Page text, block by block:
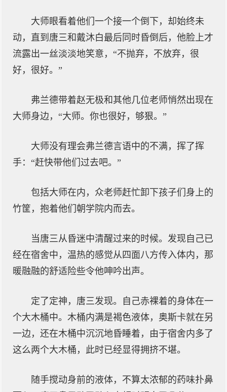
大师眼看着他们一个接一个倒下，却始终未
动，直到唐三和戴沐白最后同时昏倒后，他脸上才
流露出一丝淡淡地笑意，“不抛弃，不放弃，很
好，很好。”
弗兰德带着赵无极和其他几位老师悄然出现在
大师身边，“大师。你也很好，够狠。”
大师没有理会弗兰德言语中的不满，挥了挥
手：“赶快带他们过去吧。”
包括大师在内，众老师赶忙卸下孩子们身上的
竹筐，抱着他们朝学院内而去。
当唐三从昏迷中清醒过来的时候。发现自己已
经在宿舍中，温热的感觉从四面八方传入体内，那
暖融融的舒适险些令他呻吟出声。
定了定神，唐三发现。自己赤裸着的身体在一
个大木桶中。木桶内满是褐色液体，奥斯卡就在另
一边，还在木桶中沉沉地昏睡着，由于宿舍内多了
这么两个大木桶，此时已经显得拥挤不堪。
随手搅动身前的液体，不算太浓郁的药味扑鼻